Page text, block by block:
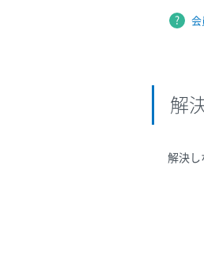
会
解
解決し